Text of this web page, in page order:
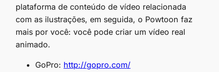
plataforma de conteúdo de vídeo relacionada
com as ilustrações, em seguida, o Powtoon faz
mais por você: você pode criar um vídeo real
animado.
GoPro: http://gopro.com/